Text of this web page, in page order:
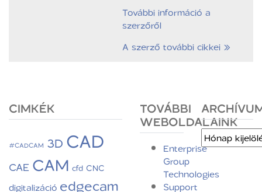
További információ a
szerzőről
A szerző további cikkei »
CIMKÉK
#CADCAM 3DCAD
CAE CAM cfd CNC
digitalizáció edgecam
TOVÁBBI
WEBOLDALAINK
Enterprise
Group
Technologies
Support
Archívum